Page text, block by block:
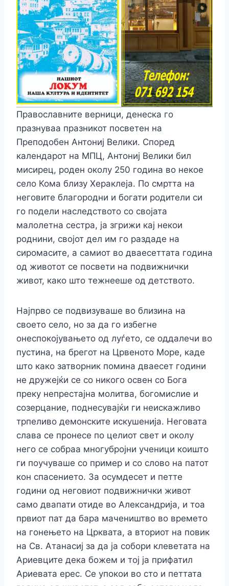
Православните верници, денеска го
празнуваа празникот посветен на
Преподобен Антониј Велики. Според
календарот на МПЦ, Антониј Велики бил
мисирец, роден околу 250 година во некое
село Кома близу Хераклеја. По смртта на
неговите благородни и богати родители си
го подели наследството со својата
малолетна сестра, ја згрижи кај некои
роднини, својот дел им го раздаде на
сиромасите, а самиот во дваесеттата година
од животот се посвети на подвижнички
живот, како што тежнееше од детството.
Најпрво се подвизуваше во близина на
своето село, но за да го избегне
онеспокојувањето од луѓето, се оддалечи во
пустина, на брегот на Црвеното Море, каде
што како затворник помина дваесет години
не дружејќи се со никого освен со Бога
преку непрестајна молитва, богомислие и
созерцание, поднесувајќи ги неискажливо
трпеливо демонските искушенија. Неговата
слава се пронесе по целиот свет и околу
него се собраа многубројни ученици коишто
ги поучуваше со пример и со слово на патот
кон спасението. За осумдесет и петте
години од неговиот подвижнички живот
само двапати отиде во Александрија, и тоа
првиот пат да бара мачеништво во времето
на гонењето на Црквата, а вториот на повик
на Св. Атанасиј за да ја собори клеветата на
Ариевците дека божем и тој ја прифатил
Ариевата ерес. Се упокои во сто и петтата